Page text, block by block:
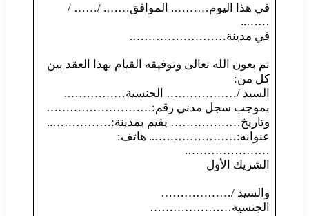
في هذا اليوم………. الموافق……. /…… /
……..
في مدينة…………………….
تم بعون الله تعالى وتوفيقه القيام بهذا العقد بين
كل من:
السيد /……………… الجنسية…………….
بموجب سجل مدني رقم:………………………
وتاريخ……………… يقيم بمدينة:……………..
عنوانه:………………….. هاتف:
………………….
الشريك الأول
والسيد /………………
الجنسية…………………